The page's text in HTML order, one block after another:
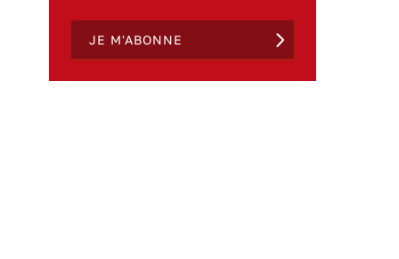
JE M'ABONNE